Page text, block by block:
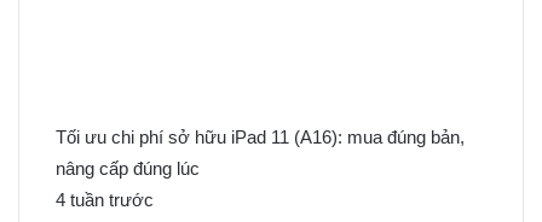
Tối ưu chi phí sở hữu iPad 11 (A16): mua đúng bản,
nâng cấp đúng lúc
4 tuần trước